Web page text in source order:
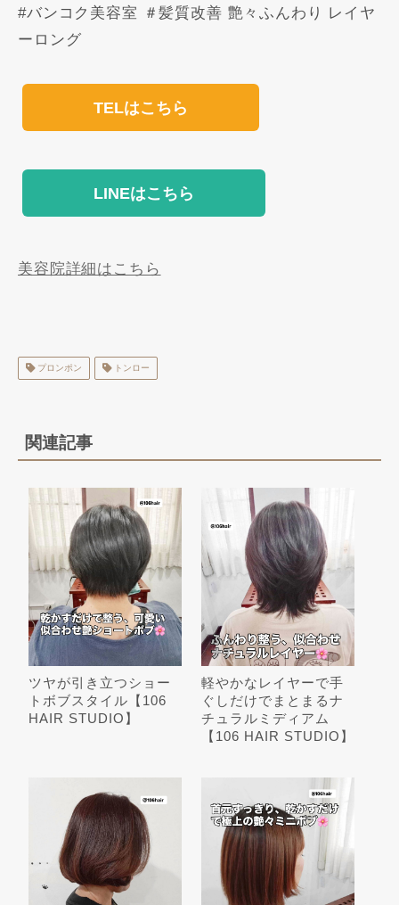
#バンコク美容室 ＃髪質改善 艶々ふんわり レイヤ
ーロング
TELはこちら
LINEはこちら
美容院詳細はこちら
プロンポン トンロー
関連記事
ツヤが引き立つショー
トボブスタイル【106
HAIR STUDIO】
軽やかなレイヤーで手
ぐしだけでまとまるナ
チュラルミディアム
【106 HAIR STUDIO】